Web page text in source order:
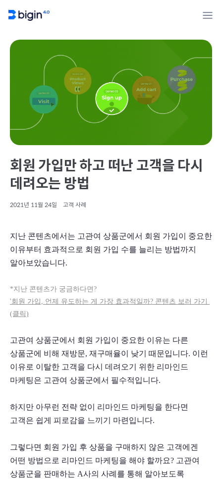
회원 가입만 하고 떠난 고객을 다시
데려오는 방법
2021년 11월 24일 고객 사례
지난 콘텐츠에서는 고관여 상품군에서 회원 가입이 중요한
이유부터 효과적으로 회원 가입 수를 늘리는 방법까지
알아보았습니다.
*지난 콘텐츠가 궁금하다면?
'회원 가입, 언제 유도하는 게 가장 효과적일까? 콘텐츠 보러 가기
(클릭)
고관여 상품군에서 회원 가입이 중요한 이유는 다른
상품군에 비해 재방문, 재구매율이 낮기 때문입니다. 이런
이유로 이탈한 고객을 다시 데려오기 위한 리마인드
마케팅은 고관여 상품군에서 필수적입니다.
하지만 아무런 전략 없이 리마인드 마케팅을 한다면
고객은 쉽게 피로감을 느끼기 마련입니다.
그렇다면 회원 가입 후 상품을 구매하지 않은 고객에겐
어떤 방법으로 리마인드 마케팅을 해야 할까요? 고관여
상품군을 판매하는 A사의 사례를 통해 알아보도록